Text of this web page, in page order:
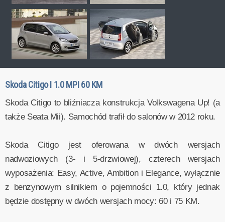
Skoda Citigo I 1.0 MPI 60 KM
Skoda Citigo to bliźniacza konstrukcja Volkswagena Up! (a
także Seata Mii). Samochód trafił do salonów w 2012 roku.
Skoda Citigo jest oferowana w dwóch wersjach
nadwoziowych (3- i 5-drzwiowej), czterech wersjach
wyposażenia: Easy, Active, Ambition i Elegance, wyłącznie
z benzynowym silnikiem o pojemności 1.0, który jednak
będzie dostępny w dwóch wersjach mocy: 60 i 75 KM.